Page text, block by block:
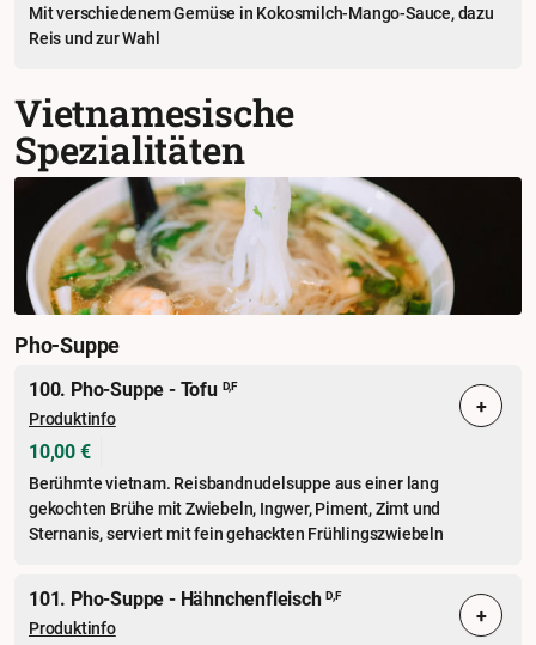
Mit verschiedenem Gemüse in Kokosmilch-Mango-Sauce, dazu
Reis und zur Wahl
Vietnamesische
Spezialitäten
Pho-Suppe
100. Pho-Suppe - Tofu D,F
Produktinfo
10,00 €
Berühmte vietnam. Reisbandnudelsuppe aus einer lang
gekochten Brühe mit Zwiebeln, Ingwer, Piment, Zimt und
Sternanis, serviert mit fein gehackten Frühlingszwiebeln
+
101. Pho-Suppe - HähnchenfleischD,F
Produktinfo +